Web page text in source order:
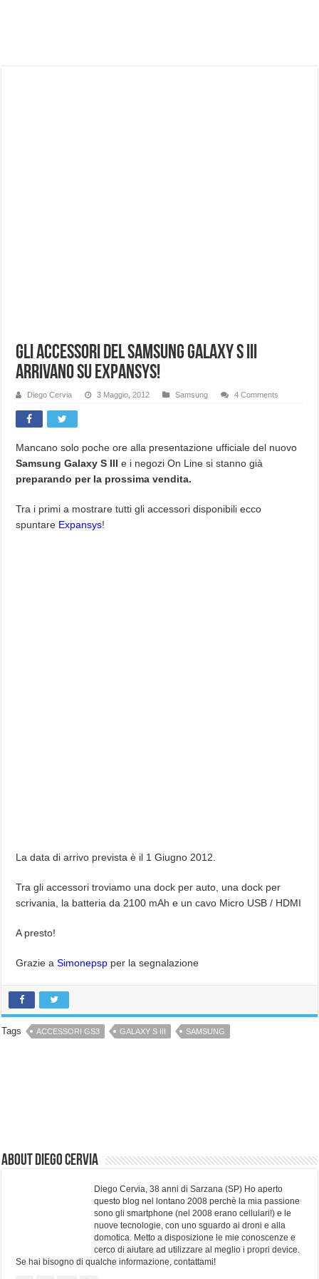
Gli accessori del Samsung Galaxy S III
arrivano su Expansys!
Diego Cervia 3 Maggio, 2012 Samsung 4 Comments
Mancano solo poche ore alla presentazione ufficiale del nuovo
Samsung Galaxy S III e i negozi On Line si stanno già
preparando per la prossima vendita.
Tra i primi a mostrare tutti gli accessori disponibili ecco
spuntare Expansys!
La data di arrivo prevista è il 1 Giugno 2012.
Tra gli accessori troviamo una dock per auto, una dock per
scrivania, la batteria da 2100 mAh e un cavo Micro USB / HDMI
A presto!
Grazie aSimonepsp per la segnalazione
Tags ACCESSORI GS3 GALAXY S III SAMSUNG
About Diego Cervia
Diego Cervia, 38 anni di Sarzana (SP) Ho aperto
questo blog nel lontano 2008 perchè la mia passione
sono gli smartphone (nel 2008 erano cellulari!) e le
nuove tecnologie, con uno sguardo ai droni e alla
domotica. Metto a disposizione le mie conoscenze e
cerco di aiutare ad utilizzare al meglio i propri device.
Se hai bisogno di qualche informazione, contattami!